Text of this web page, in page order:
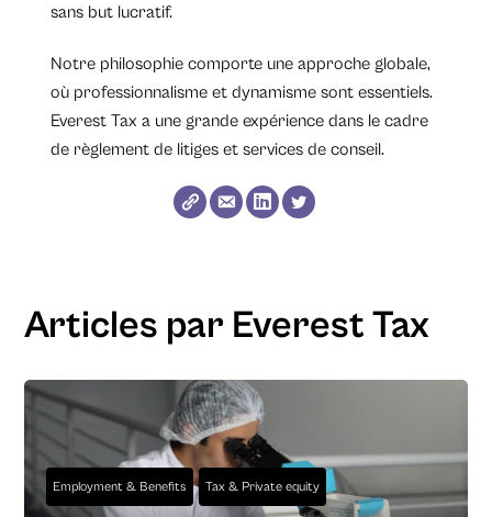
sans but lucratif.
Notre philosophie comporte une approche globale,
où professionnalisme et dynamisme sont essentiels.
Everest Tax a une grande expérience dans le cadre
de règlement de litiges et services de conseil.
Articles par Everest Tax
Employment & Benefits Tax & Private equity